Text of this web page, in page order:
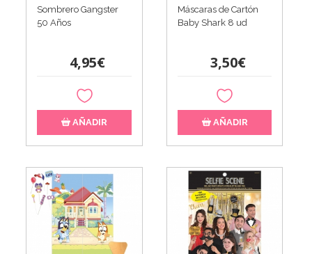
Sombrero Gangster
50 Años
4,95€
AÑADIR
Máscaras de Cartón
Baby Shark 8 ud
3,50€
AÑADIR